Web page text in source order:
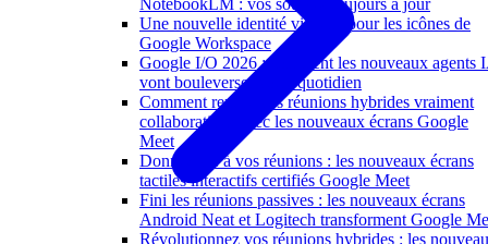
NotebookLM : vos sources toujours à jour
Une nouvelle identité visuelle pour les icônes de
Google Workspace
Google I/O 2026 : comment les nouveaux agents
vont bouleverser votre quotidien
Comment rendre vos réunions hybrides vraiment
collaboratives avec les nouveaux écrans Google
Meet
Donnez vie à vos réunions : les nouveaux écrans
tactiles interactifs certifiés Google Meet
Fini les réunions passives : les nouveaux écrans
Android Neat et Logitech transforment Google
Révolutionnez vos réunions hybrides : les